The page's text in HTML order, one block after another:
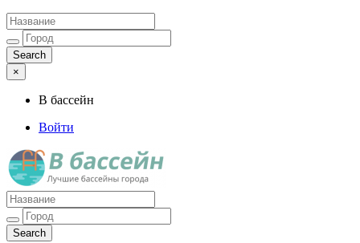
×
В бассейн
Войти
Лучшие бассейны города